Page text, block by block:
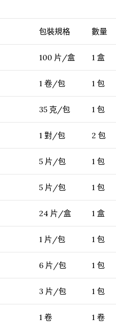
包裝規格 數量
100 片/盒 1 盒
1 卷/包 1 包
35 克/包 1 包
1 對/包 2 包
5 片/包 1 包
5 片/包 1 包
24 片/盒 1 盒
1 片/包 1 包
6 片/包 1 包
3 片/包 1 包
1 卷 1 卷